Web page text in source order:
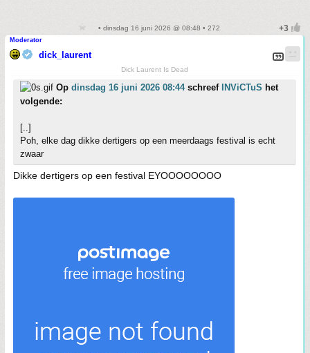
• dinsdag 16 juni 2026 @ 08:48 • 272
Moderator
dick_laurent
Dick Laurent Is Dead
Op dinsdag 16 juni 2026 08:44schreef INViCTuS het
volgende:
[..]
Poh, elke dag dikke dertigers op een meerdaags festival is echt
zwaar
Dikke dertigers op een festival EYOOOOOOOO